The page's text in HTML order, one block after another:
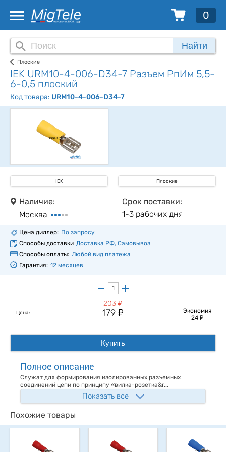
0
Найти
Плоские
IEK URM10-4-006-D34-7 Разъем РпИм 5,5-
6-0,5 плоский
Код товара: URM10-4-006-D34-7
IEK Плоские
Наличие:
Москва
Срок поставки:
1-3 рабочих дня
Цена диллер: По запросу
Способы доставки Доставка РФ, Самовывоз
Способы оплаты: Любой вид платежа
Гарантия: 12 месяцев
Цена:
203у
179у
Экономия
24у
Купить
Полное описание
Служат для формирования изолированных разъемных
соединений цепи по принципу «вилка-розетка&r...
Показать все
Похожие товары